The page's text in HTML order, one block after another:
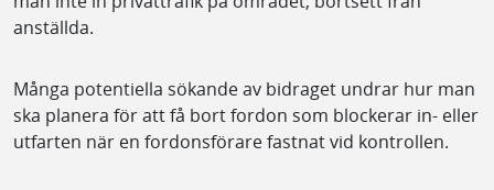
anställda.
Många potentiella sökande av bidraget undrar hur man
ska planera för att få bort fordon som blockerar in- eller
utfarten när en fordonsförare fastnat vid kontrollen.